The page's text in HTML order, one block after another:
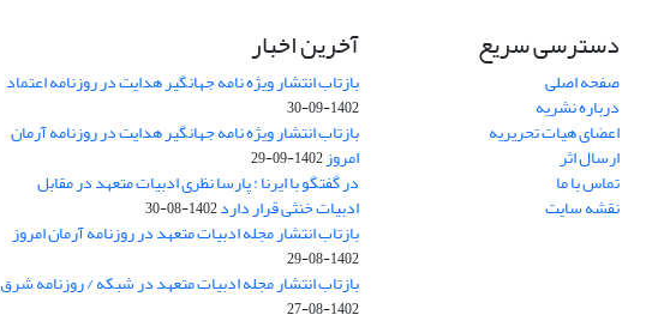
دسترسی سریع
صفحه اصلی
درباره نشریه
اعضای هیات تحریریه
ارسال اثر
تماس با ما
نقشه سایت
آخرین اخبار
بازتاب انتشار ویژه نامه جهانگیر هدایت در روزنامه اعتماد
1402-09-30
بازتاب انتشار ویژه نامه جهانگیر هدایت در روزنامه آرمان
امروز1402-09-29
در گفتگو با ایرنا : پارسا نظری ادبیات متعهد در مقابل
ادبیات خنثی قرار دارد1402-08-30
بازتاب انتشار مجله ادبیات متعهد در روزنامه آرمان امروز
1402-08-29
بازتاب انتشار مجله ادبیات متعهد در شبکه / روزنامه شرق
1402-08-27